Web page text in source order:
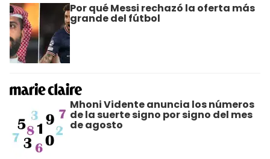
Por qué Messi rechazó la oferta más
grande del fútbol
Mhoni Vidente anuncia los números
de la suerte signo por signo del mes
de agosto